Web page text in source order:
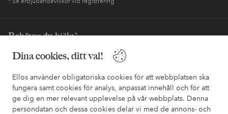
Dina cookies, ditt val!
Ellos använder obligatoriska cookies för att webbplatsen ska
fungera samt cookies för analys, anpassat innehåll och för att
ge dig en mer relevant upplevelse på vår webbplats. Denna
persondatan och dessa cookies delar vi med de annons- och
Behöver du hjälp?
I vår FAQ hittar du svaren på de vanligaste frågorna. Här finns
också information om hur du enklast kontaktar oss.
Kundservice Beställning Betalsätt